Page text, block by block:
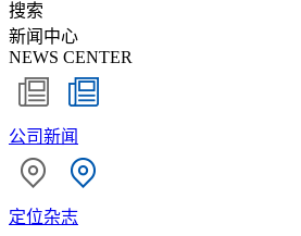
搜索
新闻中心
NEWS CENTER
公司新闻
定位杂志